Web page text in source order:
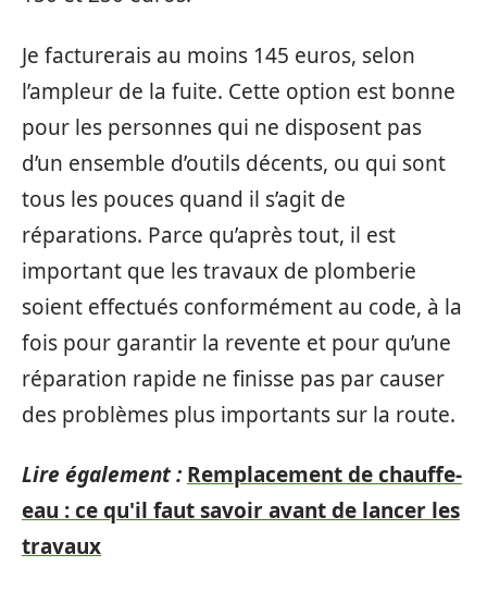
Je facturerais au moins 145 euros, selon
l’ampleur de la fuite. Cette option est bonne
pour les personnes qui ne disposent pas
d’un ensemble d’outils décents, ou qui sont
tous les pouces quand il s’agit de
réparations. Parce qu’après tout, il est
important que les travaux de plomberie
soient effectués conformément au code, à la
fois pour garantir la revente et pour qu’une
réparation rapide ne finisse pas par causer
des problèmes plus importants sur la route.
Lire également : Remplacement de chauffe-
eau : ce qu'il faut savoir avant de lancer les
travaux